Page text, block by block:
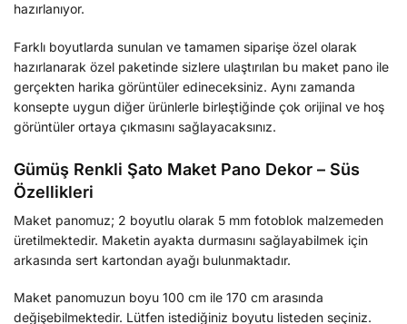
hazırlanıyor.
Farklı boyutlarda sunulan ve tamamen siparişe özel olarak
hazırlanarak özel paketinde sizlere ulaştırılan bu maket pano ile
gerçekten harika görüntüler edineceksiniz. Aynı zamanda
konsepte uygun diğer ürünlerle birleştiğinde çok orijinal ve hoş
görüntüler ortaya çıkmasını sağlayacaksınız.
Gümüş Renkli Şato Maket Pano Dekor – Süs
Özellikleri
Maket panomuz; 2 boyutlu olarak 5 mm fotoblok malzemeden
üretilmektedir. Maketin ayakta durmasını sağlayabilmek için
arkasında sert kartondan ayağı bulunmaktadır.
Maket panomuzun boyu 100 cm ile 170 cm arasında
değişebilmektedir. Lütfen istediğiniz boyutu listeden seçiniz.